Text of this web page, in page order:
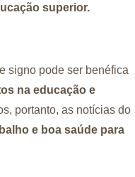
superior.
signo pode ser benéfica
na educação e
portanto, as notícias do
e boa saúde para